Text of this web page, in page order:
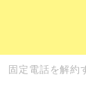
定電話を解約